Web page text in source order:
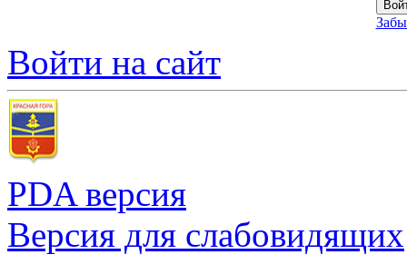
Войти на сайт
PDA версия
Версия для слабовидящих